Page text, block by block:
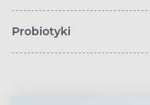
Probiotyki